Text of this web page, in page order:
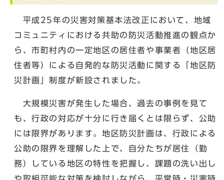
平成25年の災害対策基本法改正において、地域
コミュニティにおける共助の防災活動推進の観点か
ら、市町村内の一定地区の居住者や事業者（地区居
住者等）による自発的な防災活動に関する「地区防
災計画」制度が新設されました。
大規模災害が発生した場合、過去の事例を見て
も、行政の対応が十分に行き届くとは限らず、公助
には限界があります。地区防災計画は、行政による
公助の限界を理解した上で、自分たちが居住（勤
務）している地区の特性を把握し、課題の洗い出し
や取組可能な対策を検討しながら、平常時・災害時